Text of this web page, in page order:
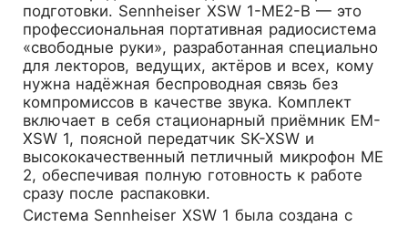
подготовки. Sennheiser XSW 1-ME2-B — это
профессиональная портативная радиосистема
«свободные руки», разработанная специально
для лекторов, ведущих, актёров и всех, кому
нужна надёжная беспроводная связь без
компромиссов в качестве звука. Комплект
включает в себя стационарный приёмник EM-
XSW 1, поясной передатчик SK-XSW и
высококачественный петличный микрофон ME
2, обеспечивая полную готовность к работе
сразу после распаковки.
Система Sennheiser XSW 1 была создана с